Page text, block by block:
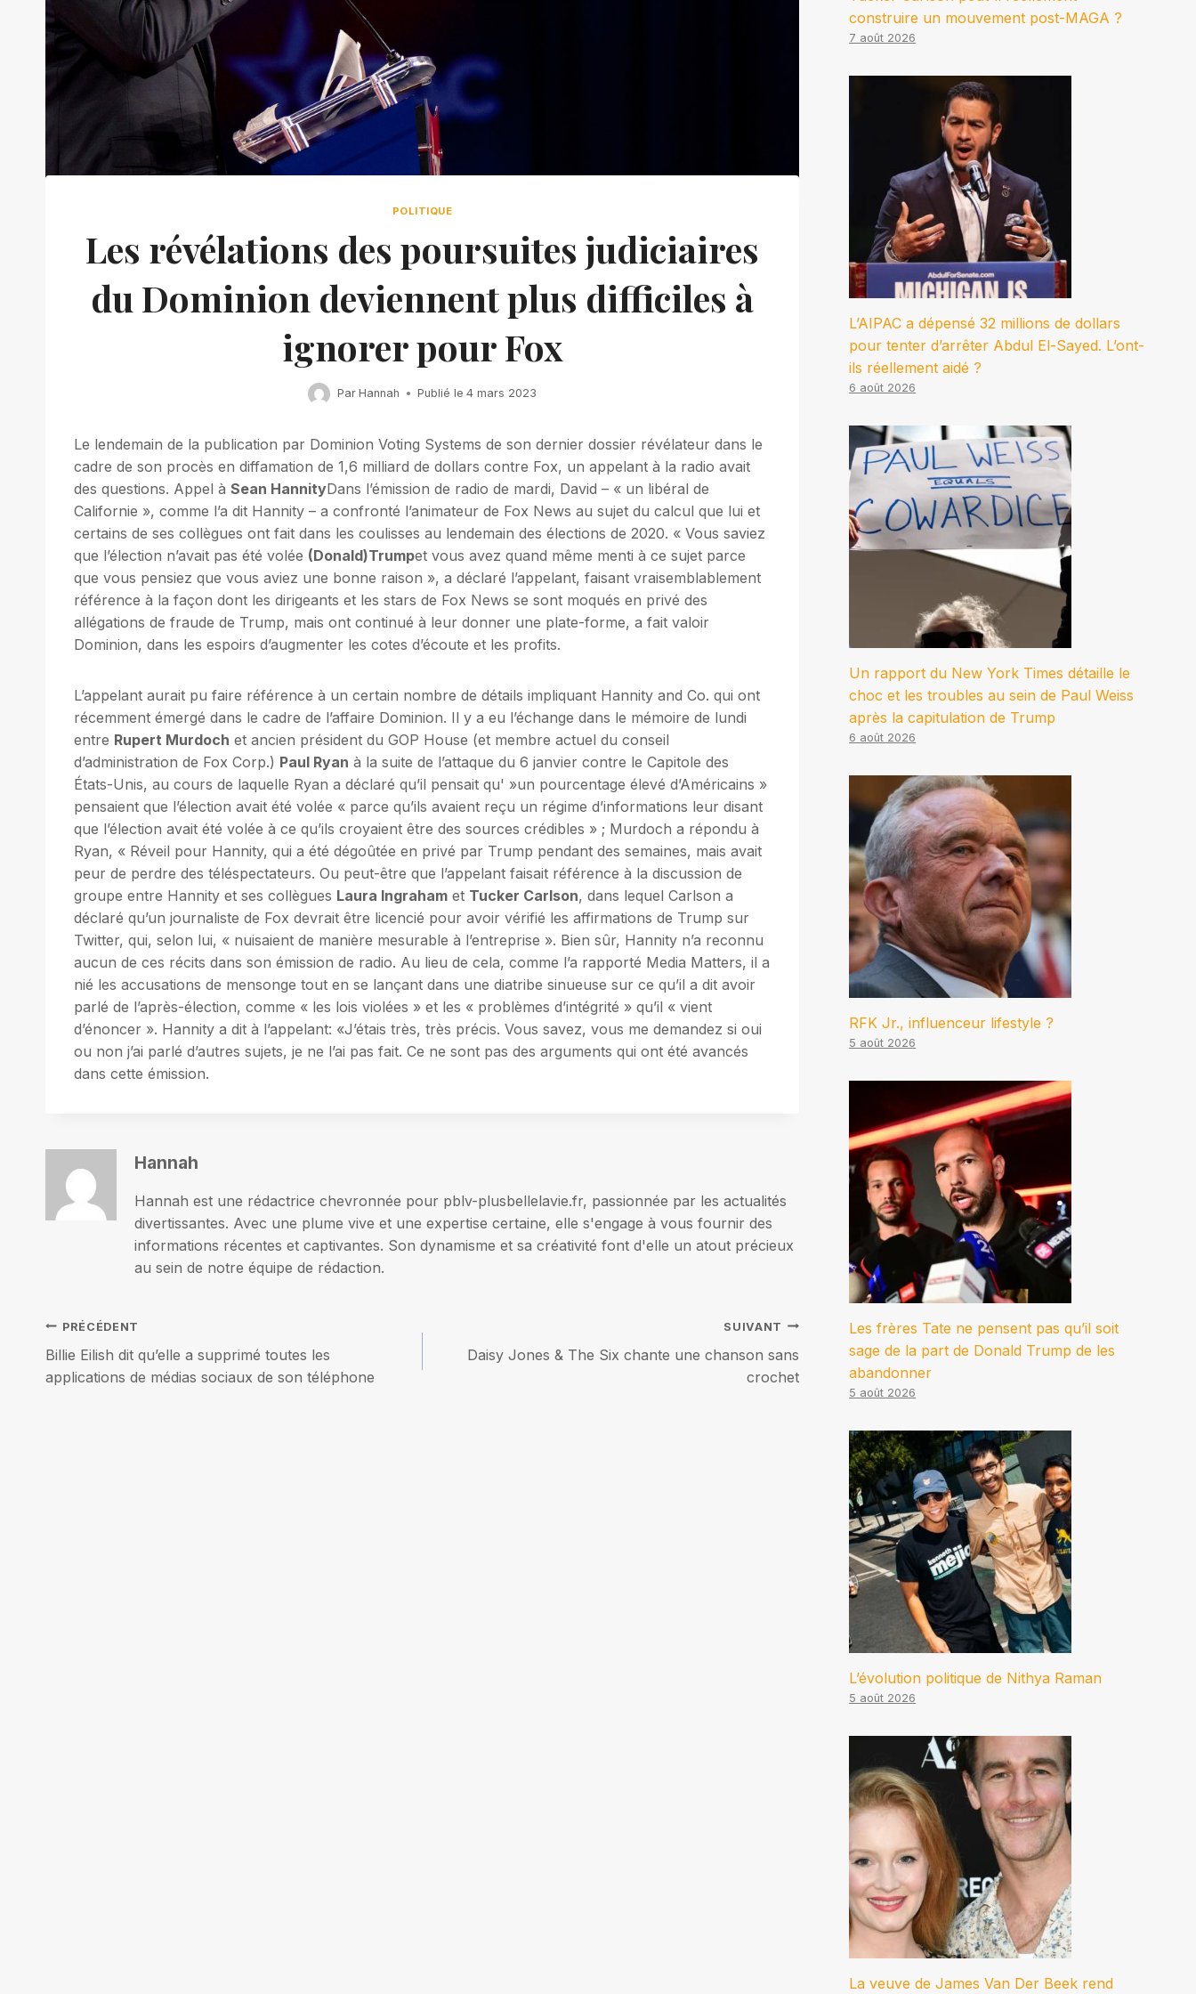
POLITIQUE
Les révélations des poursuites judiciaires
du Dominion deviennent plus difficiles à
ignorer pour Fox
Par Hannah Publié le 4 mars 2023
Le lendemain de la publication par Dominion Voting Systems de son dernier dossier révélateur dans le
cadre de son procès en diffamation de 1,6 milliard de dollars contre Fox, un appelant à la radio avait
des questions. Appel à Sean HannityDans l’émission de radio de mardi, David – « un libéral de
Californie », comme l’a dit Hannity – a confronté l’animateur de Fox News au sujet du calcul que lui et
certains de ses collègues ont fait dans les coulisses au lendemain des élections de 2020. « Vous saviez
que l’élection n’avait pas été volée (Donald)Trumpet vous avez quand même menti à ce sujet parce
que vous pensiez que vous aviez une bonne raison », a déclaré l’appelant, faisant vraisemblablement
référence à la façon dont les dirigeants et les stars de Fox News se sont moqués en privé des
allégations de fraude de Trump, mais ont continué à leur donner une plate-forme, a fait valoir
Dominion, dans les espoirs d’augmenter les cotes d’écoute et les profits.
L’appelant aurait pu faire référence à un certain nombre de détails impliquant Hannity and Co. qui ont
récemment émergé dans le cadre de l’affaire Dominion. Il y a eu l’échange dans le mémoire de lundi
entre Rupert Murdoch et ancien président du GOP House (et membre actuel du conseil
d’administration de Fox Corp.) Paul Ryan à la suite de l’attaque du 6 janvier contre le Capitole des
États-Unis, au cours de laquelle Ryan a déclaré qu’il pensait qu' »un pourcentage élevé d’Américains »
pensaient que l’élection avait été volée « parce qu’ils avaient reçu un régime d’informations leur disant
que l’élection avait été volée à ce qu’ils croyaient être des sources crédibles » ; Murdoch a répondu à
Ryan, « Réveil pour Hannity, qui a été dégoûtée en privé par Trump pendant des semaines, mais avait
peur de perdre des téléspectateurs. Ou peut-être que l’appelant faisait référence à la discussion de
groupe entre Hannity et ses collègues Laura Ingraham et Tucker Carlson, dans lequel Carlson a
déclaré qu’un journaliste de Fox devrait être licencié pour avoir vérifié les affirmations de Trump sur
Twitter, qui, selon lui, « nuisaient de manière mesurable à l’entreprise ». Bien sûr, Hannity n’a reconnu
aucun de ces récits dans son émission de radio. Au lieu de cela, comme l’a rapporté Media Matters, il a
nié les accusations de mensonge tout en se lançant dans une diatribe sinueuse sur ce qu’il a dit avoir
parlé de l’après-élection, comme « les lois violées » et les « problèmes d’intégrité » qu’il « vient
d’énoncer ». Hannity a dit à l’appelant: «J’étais très, très précis. Vous savez, vous me demandez si oui
ou non j’ai parlé d’autres sujets, je ne l’ai pas fait. Ce ne sont pas des arguments qui ont été avancés
dans cette émission.
Hannah
Hannah est une rédactrice chevronnée pour pblv-plusbellelavie.fr, passionnée par les actualités
divertissantes. Avec une plume vive et une expertise certaine, elle s'engage à vous fournir des
informations récentes et captivantes. Son dynamisme et sa créativité font d'elle un atout précieux
au sein de notre équipe de rédaction.
Navigation
de
PRÉCÉDENT
Billie Eilish dit qu’elle a supprimé toutes les
applications de médias sociaux de son téléphone
SUIVANT
Daisy Jones & The Six chante une chanson sans
crochet
construire un mouvement post-MAGA ?
7 août 2026
L’AIPAC a dépensé 32 millions de dollars
pour tenter d’arrêter Abdul El-Sayed. L’ont-
ils réellement aidé ?
6 août 2026
Un rapport du New York Times détaille le
choc et les troubles au sein de Paul Weiss
après la capitulation de Trump
6 août 2026
RFK Jr., influenceur lifestyle ?
5 août 2026
Les frères Tate ne pensent pas qu’il soit
sage de la part de Donald Trump de les
abandonner
5 août 2026
L’évolution politique de Nithya Raman
5 août 2026
La veuve de James Van Der Beek rend